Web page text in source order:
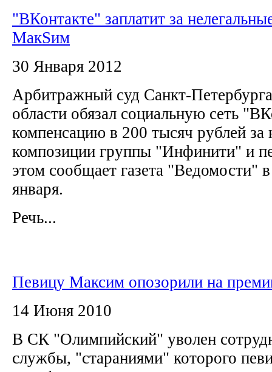
"ВКонтакте" заплатит за
МакSим
30 Января 2012
Арбитражный суд Санкт-
области обязал социальную сеть
компенсацию в 200 тысяч рублей за
композиции группы "Инфинити" и
этом сообщает газета "Ведомости"
января.
Речь...
Певицу Максим опозорили на
14 Июня 2010
В СК "Олимпийский" уволен
службы, "стараниями" которого